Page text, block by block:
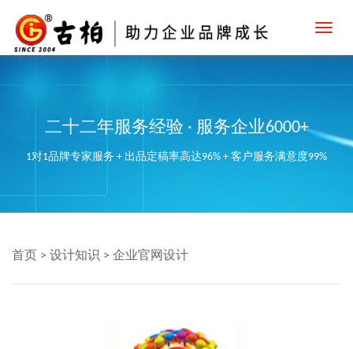
二十二年服务经验 · 服务企业6000+
1对1品牌专家服务 + 出品定稿率高达96% + 客户服务满意度99%
首页 > 设计知识 > 企业官网设计